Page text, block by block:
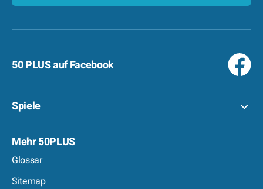
50 PLUS auf Facebook
Spiele
Mehr 50PLUS
Glossar
Sitemap